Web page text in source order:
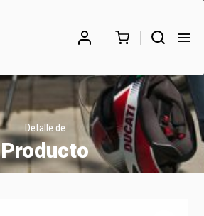
BUSCAR
Detalle de
Producto